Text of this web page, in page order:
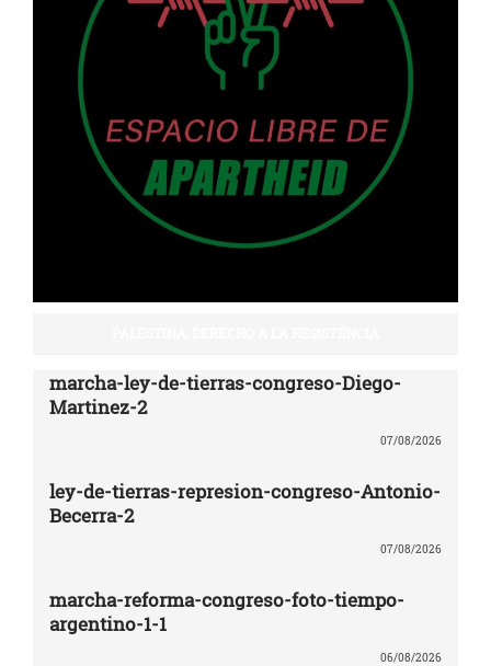
marcha-ley-de-tierras-congreso-Diego-
Martinez-2
07/08/2026
ley-de-tierras-represion-congreso-Antonio-
Becerra-2
07/08/2026
marcha-reforma-congreso-foto-tiempo-
argentino-1-1
06/08/2026